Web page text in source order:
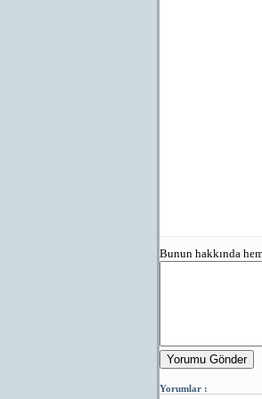
Bunun hakkında
Yorumu Gönder
Yorumlar :